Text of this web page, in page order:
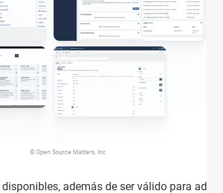
© Open Source Matters, Inc
además de ser válido para